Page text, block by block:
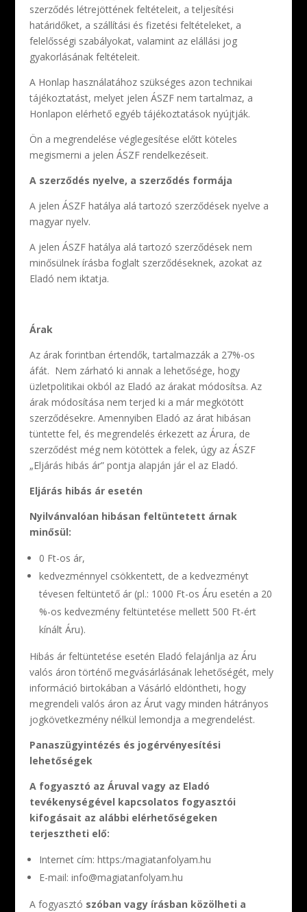
szerződés létrejöttének feltételeit, a teljesítési
határidőket, a szállítási és fizetési feltételeket, a
felelősségi szabályokat, valamint az elállási jog
gyakorlásának feltételeit.
A Honlap használatához szükséges azon technikai
tájékoztatást, melyet jelen ÁSZF nem tartalmaz, a
Honlapon elérhető egyéb tájékoztatások nyújtják.
Ön a megrendelése véglegesítése előtt köteles
megismerni a jelen ÁSZF rendelkezéseit.
A szerződés nyelve, a szerződés formája
A jelen ÁSZF hatálya alá tartozó szerződések nyelve a
magyar nyelv.
A jelen ÁSZF hatálya alá tartozó szerződések nem
minősülnek írásba foglalt szerződéseknek, azokat az
Eladó nem iktatja.
Árak
Az árak forintban értendők, tartalmazzák a 27%-os
áfát. Nem zárható ki annak a lehetősége, hogy
üzletpolitikai okból az Eladó az árakat módosítsa. Az
árak módosítása nem terjed ki a már megkötött
szerződésekre. Amennyiben Eladó az árat hibásan
tüntette fel, és megrendelés érkezett az Árura, de
szerződést még nem kötöttek a felek, úgy az ÁSZF
„Eljárás hibás ár” pontja alapján jár el az Eladó.
Eljárás hibás ár esetén
Nyilvánvalóan hibásan feltüntetett árnak
minősül:
0 Ft-os ár,
kedvezménnyel csökkentett, de a kedvezményt
tévesen feltüntető ár (pl.: 1000 Ft-os Áru esetén a 20
%-os kedvezmény feltüntetése mellett 500 Ft-ért
kínált Áru).
Hibás ár feltüntetése esetén Eladó felajánlja az Áru
valós áron történő megvásárlásának lehetőségét, mely
információ birtokában a Vásárló eldöntheti, hogy
megrendeli valós áron az Árut vagy minden hátrányos
jogkövetkezmény nélkül lemondja a megrendelést.
Panaszügyintézés és jogérvényesítési
lehetőségek
A fogyasztó az Áruval vagy az Eladó
tevékenységével kapcsolatos fogyasztói
kifogásait az alábbi elérhetőségeken
terjesztheti elő:
Internet cím: https:/magiatanfolyam.hu
E-mail: info@magiatanfolyam.hu
A fogyasztó szóban vagy írásban közölheti a